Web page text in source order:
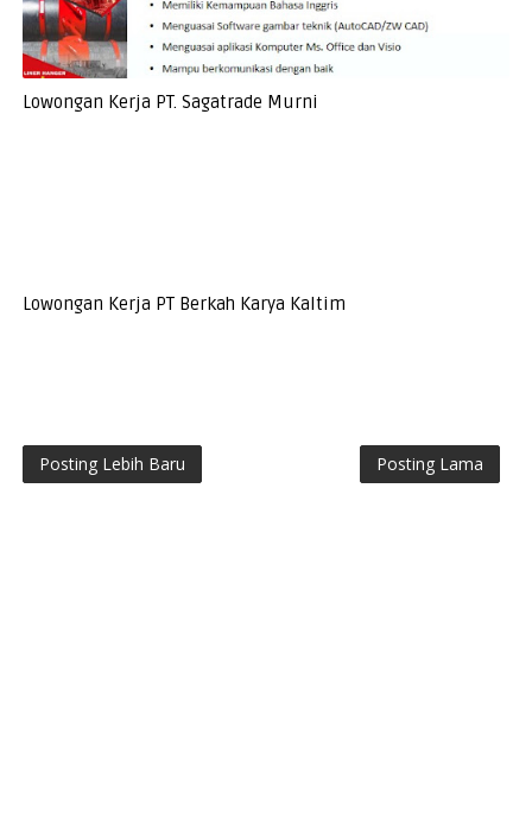
Lowongan Kerja PT. Sagatrade Murni
Lowongan Kerja PT Berkah Karya Kaltim
Posting Lebih Baru Posting Lama